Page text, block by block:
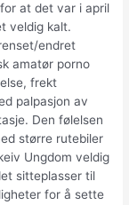
at det var i april
veldig kalt.
endret
amatør porno
frekt
palpasjon av
Den følelsen
større rutebiler
Ungdom veldig
sitteplasser til
for å sette